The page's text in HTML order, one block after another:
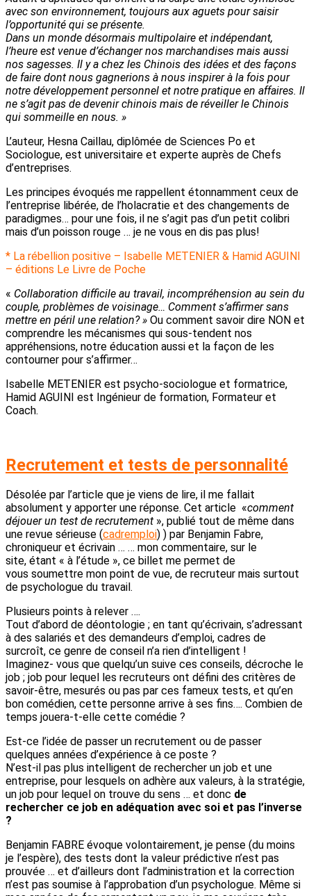
avec son environnement, toujours aux aguets pour saisir
l’opportunité qui se présente.
Dans un monde désormais multipolaire et indépendant,
l’heure est venue d’échanger nos marchandises mais aussi
nos sagesses. Il y a chez les Chinois des idées et des façons
de faire dont nous gagnerions à nous inspirer à la fois pour
notre développement personnel et notre pratique en affaires. Il
ne s’agit pas de devenir chinois mais de réveiller le Chinois
qui sommeille en nous. »
L’auteur, Hesna Caillau, diplômée de Sciences Po et
Sociologue, est universitaire et experte auprès de Chefs
d’entreprises.
Les principes évoqués me rappellent étonnamment ceux de
l’entreprise libérée, de l’holacratie et des changements de
paradigmes… pour une fois, il ne s’agit pas d’un petit colibri
mais d’un poisson rouge … je ne vous en dis pas plus!
* La rébellion positive – Isabelle METENIER & Hamid AGUINI
– éditions Le Livre de Poche
« Collaboration difficile au travail, incompréhension au sein du
couple, problèmes de voisinage… Comment s’affirmer sans
mettre en péril une relation? » Ou comment savoir dire NON et
comprendre les mécanismes qui sous-tendent nos
appréhensions, notre éducation aussi et la façon de les
contourner pour s’affirmer…
Isabelle METENIER est psycho-sociologue et formatrice,
Hamid AGUINI est Ingénieur de formation, Formateur et
Coach.
Recrutement et tests de personnalité
Désolée par l’article que je viens de lire, il me fallait
absolument y apporter une réponse. Cet article «comment
déjouer un test de recrutement », publié tout de même dans
une revue sérieuse (cadremploi) ) par Benjamin Fabre,
chroniqueur et écrivain … … mon commentaire, sur le
site, étant « à l’étude », ce billet me permet de
vous soumettre mon point de vue, de recruteur mais surtout
de psychologue du travail.
Plusieurs points à relever ….
Tout d’abord de déontologie ; en tant qu’écrivain, s’adressant
à des salariés et des demandeurs d’emploi, cadres de
surcroît, ce genre de conseil n’a rien d’intelligent !
Imaginez- vous que quelqu’un suive ces conseils, décroche le
job ; job pour lequel les recruteurs ont défini des critères de
savoir-être, mesurés ou pas par ces fameux tests, et qu’en
bon comédien, cette personne arrive à ses fins…. Combien de
temps jouera-t-elle cette comédie ?
Est-ce l’idée de passer un recrutement ou de passer
quelques années d’expérience à ce poste ?
N’est-il pas plus intelligent de rechercher un job et une
entreprise, pour lesquels on adhère aux valeurs, à la stratégie,
un job pour lequel on trouve du sens … et donc de
rechercher ce job en adéquation avec soi et pas l’inverse
?
Benjamin FABRE évoque volontairement, je pense (du moins
je l’espère), des tests dont la valeur prédictive n’est pas
prouvée … et d’ailleurs dont l’administration et la correction
n’est pas soumise à l’approbation d’un psychologue. Même si